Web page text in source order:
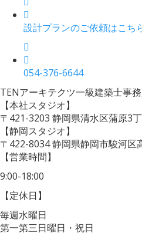
設計プランのご依頼はこち
054-376-6644
TENアーキテクツ一級建築士事
【本社スタジオ】
〒421-3203 静岡県清水区蒲原3
【静岡スタジオ】
〒422-8034静岡県静岡市駿河区
【営業時間】
9:00-18:00
【定休日】
毎週水曜日
第一第三日曜日・祝日